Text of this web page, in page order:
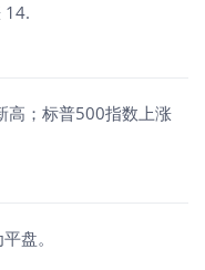
14.
高；标普500指数上涨
盘。